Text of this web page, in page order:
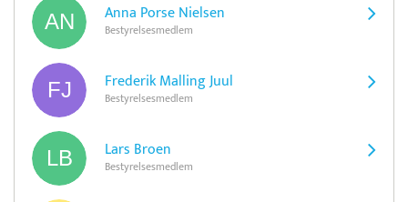
Anna Porse Nielsen
Bestyrelsesmedlem
Frederik Malling Juul
Bestyrelsesmedlem
Lars Broen
Bestyrelsesmedlem